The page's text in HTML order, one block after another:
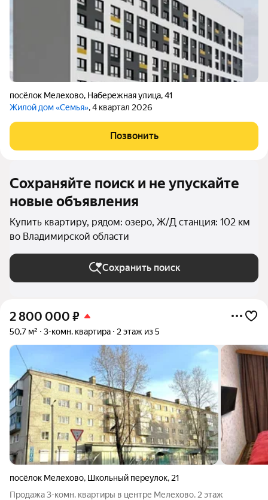
посёлок Мелехово, Набережная улица,41
Жилой дом «Семья», 4 квартал 2026
Позвонить
Сохраняйте поиск и не упускайте
новые объявления
Купить квартиру, рядом: озеро, Ж/Д станция: 102 км
во Владимирской области
Сохранить поиск
2 800 000 ₽
50,7 м² 3-комн. квартира 2 этаж из 5
посёлок Мелехово, Школьный переулок, 21
Продажа 3-комн. квартиры в центре Мелехово. 2 этаж